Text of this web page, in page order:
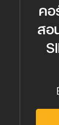
คอ
สอ